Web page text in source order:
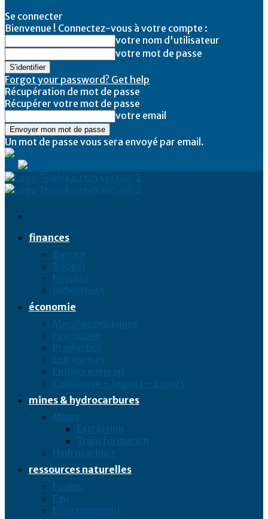
Se connecter
Bienvenue ! Connectez-vous à votre compte :
votre nom d'utilisateur
votre mot de passe
Forgot your password? Get help
Récupération de mot de passe
Récupérer votre mot de passe
votre email
Un mot de passe vous sera envoyé par email.
finances
Banque
Budget
Fiscalité
Indicateurs
économie
Marchés publiques
Fourniture
Production
Entreprises
Entrepreneuriat
Commerce – Import – Export
mines & hydrocarbures
Mines
Extraction
Transformation
Hydrocarbure
ressources naturelles
Forêts
Eau
Environnement